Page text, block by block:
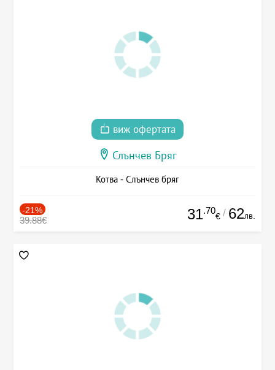
виж офертата
Слънчев Бряг
Котва - Слънчев бряг
-21%
39.88€ 31.70
€ / 62лв.